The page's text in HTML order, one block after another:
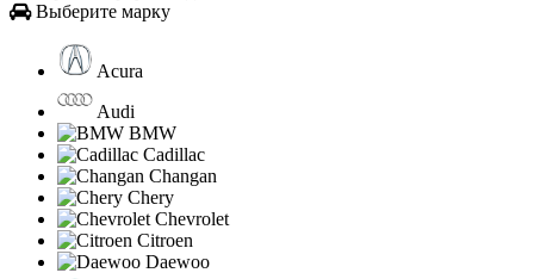
Выберите марку
Acura
Audi
BMW
Cadillac
Changan
Chery
Chevrolet
Citroen
Daewoo